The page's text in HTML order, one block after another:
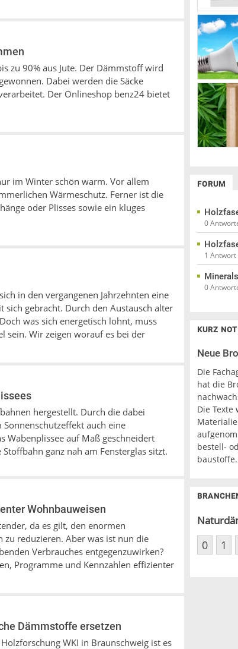
zu 90% aus Jute. Der Dämmstoff wird
Dabei werden die Säcke
Der Onlineshop benz24 bietet
im Winter schön warm. Vor allem
Wärmeschutz. Ferner ist die
oder Plisses sowie ein kluges
in den vergangenen Jahrzehnten eine
sich gebracht. Durch den Austausch alter
was sich energetisch lohnt, muss
sein. Wir zeigen worauf es bei der
hergestellt. Durch die dabei
auch eine
Wabenplissee auf Maß geschneidert
ganz nah am Fensterglas sitzt.
Wohnbauweisen
da es gilt, den enormen
zu reduzieren. Aber was ist nun die
Verbrauches entgegenzuwirken?
Programme und Kennzahlen effizienter
Dämmstoffe ersetzen
WKI in Braunschweig ist es
FORUM
0
1 Antwort
0
KURZ
Neue
Die
hat die
Die
bestell-
0 1